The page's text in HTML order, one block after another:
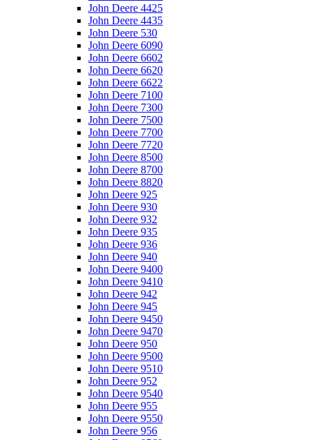
John Deere 4425
John Deere 4435
John Deere 530
John Deere 6090
John Deere 6602
John Deere 6620
John Deere 6622
John Deere 7100
John Deere 7300
John Deere 7500
John Deere 7700
John Deere 7720
John Deere 8500
John Deere 8700
John Deere 8820
John Deere 925
John Deere 930
John Deere 932
John Deere 935
John Deere 936
John Deere 940
John Deere 9400
John Deere 9410
John Deere 942
John Deere 945
John Deere 9450
John Deere 9470
John Deere 950
John Deere 9500
John Deere 9510
John Deere 952
John Deere 9540
John Deere 955
John Deere 9550
John Deere 956